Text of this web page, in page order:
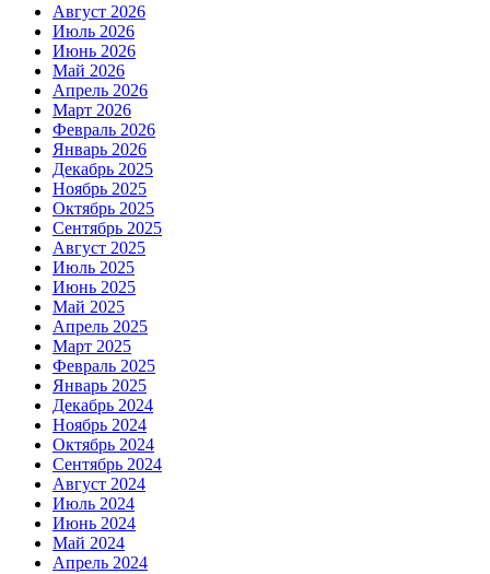
Август 2026
Июль 2026
Июнь 2026
Май 2026
Апрель 2026
Март 2026
Февраль 2026
Январь 2026
Декабрь 2025
Ноябрь 2025
Октябрь 2025
Сентябрь 2025
Август 2025
Июль 2025
Июнь 2025
Май 2025
Апрель 2025
Март 2025
Февраль 2025
Январь 2025
Декабрь 2024
Ноябрь 2024
Октябрь 2024
Сентябрь 2024
Август 2024
Июль 2024
Июнь 2024
Май 2024
Апрель 2024